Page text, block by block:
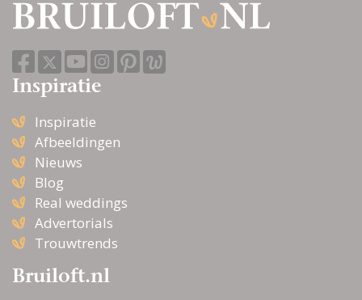
Inspiratie
Inspiratie
Afbeeldingen
Nieuws
Blog
Real weddings
Advertorials
Trouwtrends
Bruiloft.nl